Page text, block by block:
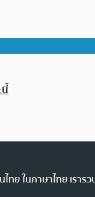
นี้
ย ในภาษาไทย เร